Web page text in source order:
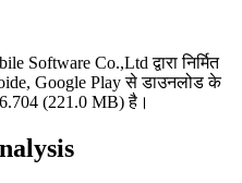
Co.,Ltd द्वारा निर्मित
Google Play से डाउनलोड के
(221.0 MB) है।